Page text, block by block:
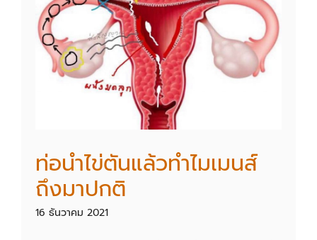
ท่อนำไข่ตันแล้วทำไมเมนส์
ถึงมาปกติ
16 ธันวาคม 2021